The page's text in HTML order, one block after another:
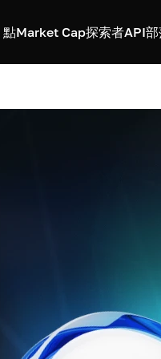
點Market Cap探索者API